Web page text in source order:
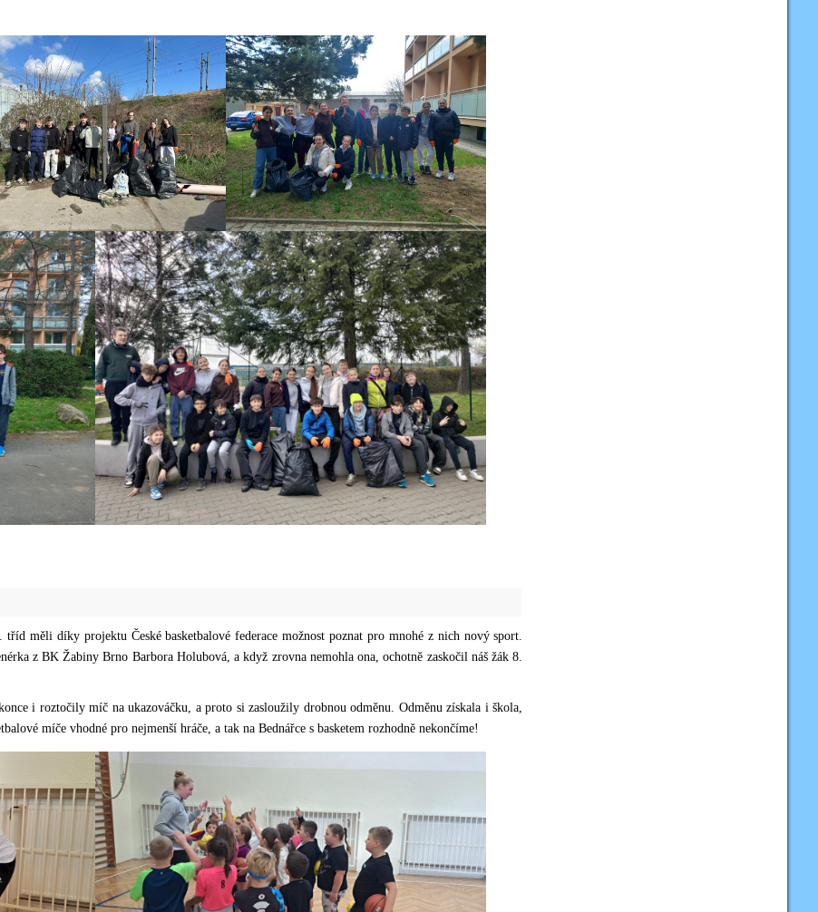
měli díky projektu České basketbalové federace možnost poznat pro mnohé z nich nový sport.
z BK Žabiny Brno Barbora Holubová, a když zrovna nemohla ona, ochotně zaskočil náš žák 8.
i roztočily míč na ukazováčku, a proto si zasloužily drobnou odměnu. Odměnu získala i škola,
míče vhodné pro nejmenší hráče, a tak na Bednářce s basketem rozhodně nekončíme!